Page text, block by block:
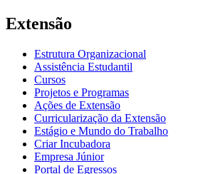
Extensão
Estrutura Organizacional
Assistência Estudantil
Cursos
Projetos e Programas
Ações de Extensão
Curricularização da Extensão
Estágio e Mundo do Trabalho
Criar Incubadora
Empresa Júnior
Portal de Egressos